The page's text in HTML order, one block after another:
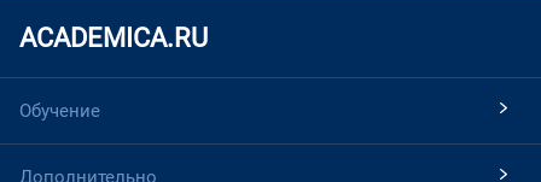
ACADEMICA.RU
Обучение
Дополнительно